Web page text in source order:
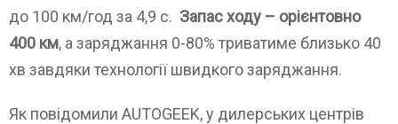
до 100 км/год за 4,9 с. Запас ходу – орієнтовно
400 км, а заряджання 0-80% триватиме близько 40
хв завдяки технології швидкого заряджання.
Як повідомили AUTOGEEK, у дилерських центрів